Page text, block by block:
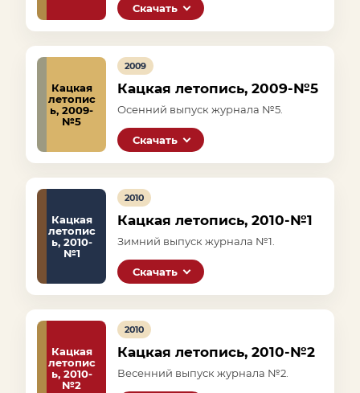
Скачать
Кацкая
летопис
ь, 2009-
№5
2009
Кацкая летопись, 2009-№5
Осенний выпуск журнала №5.
Скачать
Кацкая
летопис
ь, 2010-
№1
2010
Кацкая летопись, 2010-№1
Зимний выпуск журнала №1.
Скачать
Кацкая
летопис
ь, 2010-
№2
2010
Кацкая летопись, 2010-№2
Весенний выпуск журнала №2.